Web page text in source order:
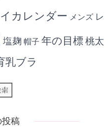
カレンダー メンズ レ
塩麹 帽子 年の目標 桃太
乳ブラ
稿